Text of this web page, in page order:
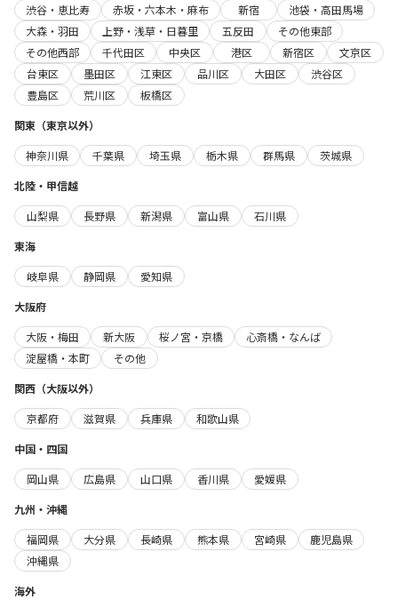
渋谷・恵比寿
赤坂・六本木・麻布 新宿
池袋・高田馬場
大森・羽田
上野・浅草・日暮里 五反田
その他東部
その他西部
千代田区 中央区 港区 新宿区
文京区
台東区
墨田区 江東区 品川区 大田区
渋谷区
豊島区
荒川区
板橋区
関東（東京以外）
神奈川県
千葉県 埼玉県 栃木県 群馬県
茨城県
北陸・甲信越
山梨県
長野県 新潟県 富山県
石川県
東海
岐阜県
静岡県
愛知県
大阪府
大阪・梅田
新大阪 桜ノ宮・京橋
心斎橋・なんば
淀屋橋・本町
その他
関西（大阪以外）
京都府
滋賀県 兵庫県
和歌山県
中国・四国
岡山県
広島県 山口県 香川県
愛媛県
九州・沖縄
福岡県
大分県 長崎県 熊本県 宮崎県
鹿児島県
沖縄県
海外